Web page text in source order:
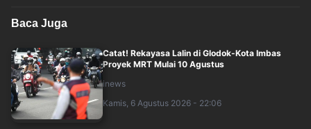
Baca Juga
Catat! Rekayasa Lalin di Glodok-Kota Imbas
Proyek MRT Mulai 10 Agustus
inews
Kamis, 6 Agustus 2026 - 22:06